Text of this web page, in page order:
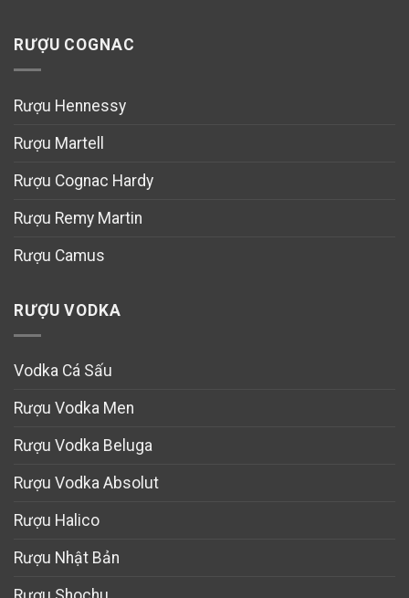
RƯỢU COGNAC
Rượu Hennessy
Rượu Martell
Rượu Cognac Hardy
Rượu Remy Martin
Rượu Camus
RƯỢU VODKA
Vodka Cá Sấu
Rượu Vodka Men
Rượu Vodka Beluga
Rượu Vodka Absolut
Rượu Halico
Rượu Nhật Bản